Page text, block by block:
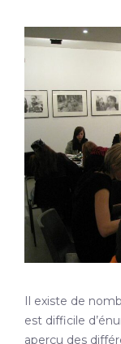
Il existe de
est difficile
aperçu des